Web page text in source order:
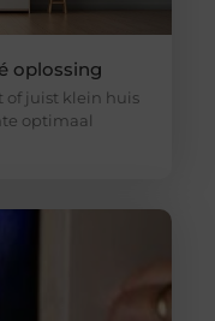
oplossing
of juist klein huis
optimaal